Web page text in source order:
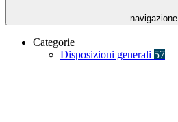
navigazione
Categorie
Disposizioni generali 57